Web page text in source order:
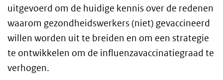
uitgevoerd om de huidige kennis over de redenen
waarom gezondheidswerkers (niet) gevaccineerd
willen worden uit te breiden en om een strategie
te ontwikkelen om de influenzavaccinatiegraad te
verhogen.